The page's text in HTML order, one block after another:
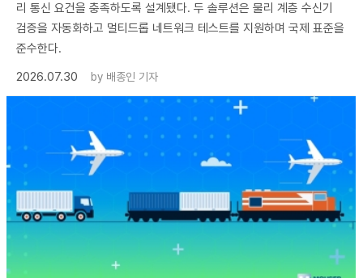
리 통신 요건을 충족하도록 설계됐다. 두 솔루션은 물리 계층 수신기
검증을 자동화하고 멀티드롭 네트워크 테스트를 지원하며 국제 표준을
준수한다.
2026.07.30
by 배종인 기자